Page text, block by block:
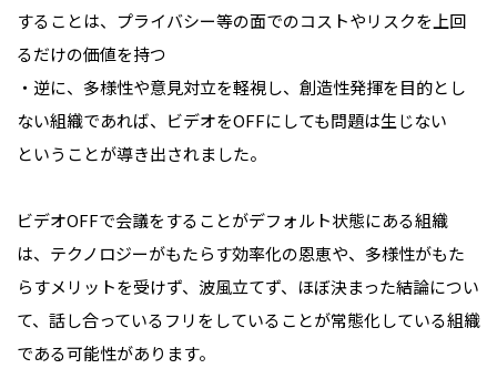
することは、プライバシー等の面でのコストやリスクを上回
るだけの価値を持つ
・逆に、多様性や意見対立を軽視し、創造性発揮を目的とし
ない組織であれば、ビデオをOFFにしても問題は生じない
ということが導き出されました。
ビデオOFFで会議をすることがデフォルト状態にある組織
は、テクノロジーがもたらす効率化の恩恵や、多様性がもた
らすメリットを受けず、波風立てず、ほぼ決まった結論につい
て、話し合っているフリをしていることが常態化している組織
である可能性があります。